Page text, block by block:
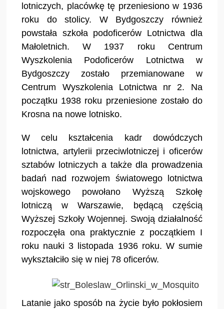
lotniczych, placówkę tę przeniesiono w 1936
roku do stolicy. W Bydgoszczy również
powstała szkoła podoficerów Lotnictwa dla
Małoletnich. W 1937 roku Centrum
Wyszkolenia Podoficerów Lotnictwa w
Bydgoszczy zostało przemianowane w
Centrum Wyszkolenia Lotnictwa nr 2. Na
początku 1938 roku przeniesione zostało do
Krosna na nowe lotnisko.
W celu kształcenia kadr dowódczych
lotnictwa, artylerii przeciwlotniczej i oficerów
sztabów lotniczych a także dla prowadzenia
badań nad rozwojem światowego lotnictwa
wojskowego powołano Wyższą Szkołę
lotniczą w Warszawie, będącą częścią
Wyższej Szkoły Wojennej. Swoją działalność
rozpoczęła ona praktycznie z początkiem I
roku nauki 3 listopada 1936 roku. W sumie
wykształciło się w niej 78 oficerów.
Latanie jako sposób na życie było pokłosiem